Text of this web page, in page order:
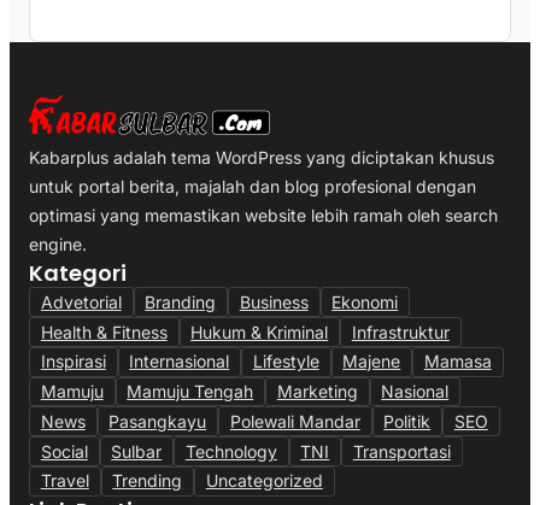
Kabarplus adalah tema WordPress yang diciptakan khusus
untuk portal berita, majalah dan blog profesional dengan
optimasi yang memastikan website lebih ramah oleh search
engine.
Kategori
Advetorial Branding Business
Ekonomi
Health & Fitness
Hukum & Kriminal
Infrastruktur
Inspirasi
Internasional Lifestyle Majene
Mamasa
Mamuju
Mamuju Tengah Marketing
Nasional
News
Pasangkayu Polewali Mandar Politik
SEO
Social
Sulbar Technology TNI
Transportasi
Travel
Trending Uncategorized